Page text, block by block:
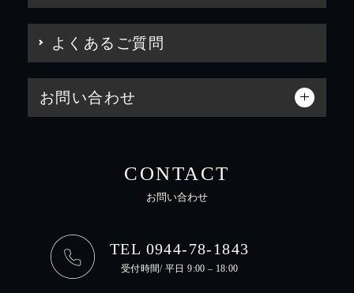
よくあるご質問
お問い合わせ
CONTACT
お問い合わせ
TEL 0944-78-1843
受付時間/ 平日 9:00 – 18:00